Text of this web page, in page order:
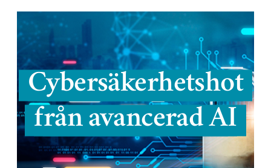
Cybersäkerhetshot
från avancerad AI